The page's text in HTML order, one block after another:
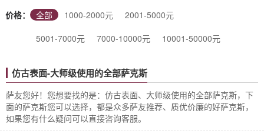
价格： 全部 1000-2000元
2001-5000元
5001-7000元
7000-10000元 10001-50000元
仿古表面-大师级使用的全部萨克斯
萨友您好！您想要找的是：仿古表面、大师级使用的全部萨克斯，下
面的萨克斯您可以选择，都是众多萨友推荐、质优价廉的好萨克斯，
如果您有什么疑问可以直接咨询客服。